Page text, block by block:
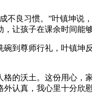
不良习惯。”叶镇坤
让孩子在课余时间能够
到尊师行礼，叶镇
的沃土。这份用心
认真，我心里十分欣